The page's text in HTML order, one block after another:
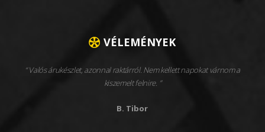
VÉLEMÉNYEK
Valós árukészlet, azonnal raktárról. Nem kellett napokat várnom a
kiszemelt felnire.
B. Tibor